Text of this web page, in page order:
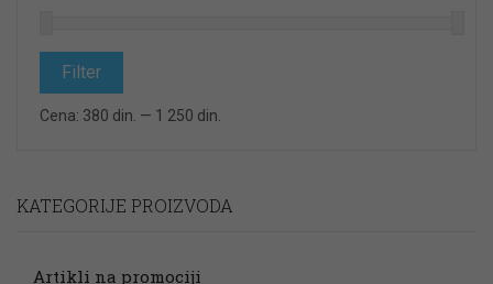
cena
cenaFilter
Cena: 380 din. — 1 250 din.
KATEGORIJE PROIZVODA
Artikli na promociji